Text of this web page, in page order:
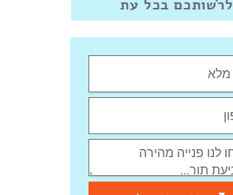
לרשותכם בכל עת